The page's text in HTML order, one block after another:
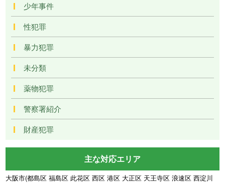
少年事件
性犯罪
暴力犯罪
未分類
薬物犯罪
警察署紹介
財産犯罪
主な対応エリア
大阪市(都島区 福島区 此花区 西区 港区 大正区 天王寺区 浪速区 西淀川